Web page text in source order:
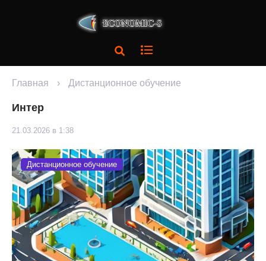
Главная › Дистанционное обучение
Интер
21.03.2026 в 1:38
Дистанционное обучение